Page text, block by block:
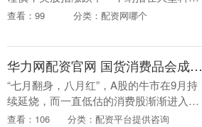
股支撑下收涨，标普微跌。Circle下挫，劲
查看：99 分类：配资网哪个
华力网配资官网 国货消费品会成下一个市场热点么，从“锅坚强”到“股坚强”？
“七月翻身，八月红”，A股的牛市在9月持
续延烧，而一直低估的消费股渐渐进入市
场关注的视野中。 和往昔的牛市行情不
查看：106 分类：配资平台提供咨询